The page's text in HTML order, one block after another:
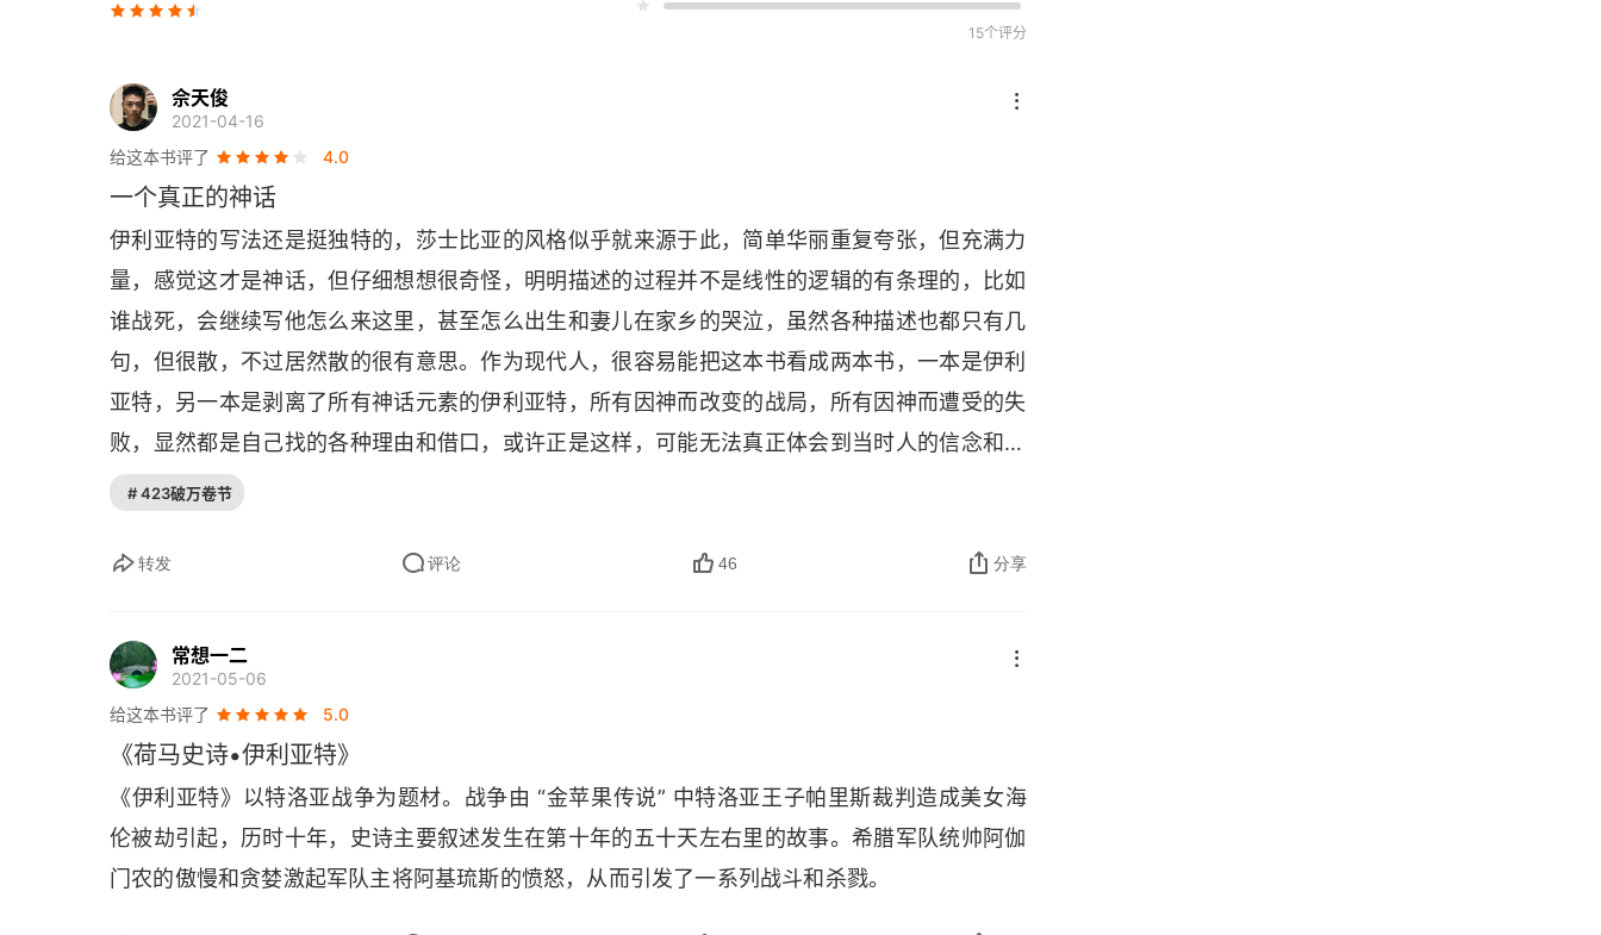
第十一卷
第十二卷
第十四卷
第十五卷
第十六卷
第十七卷
第十八卷
第十九卷
第二十一卷
第二十二卷
第二十三卷
第二十四卷
15个评分
佘天俊
2021-04-16
给这本书评了
4.0
一个真正的神话
伊利亚特的写法还是挺独特的，莎士比亚的风格似乎就来源于此，简单华丽重复夸张，但充满力
量，感觉这才是神话，但仔细想想很奇怪，明明描述的过程并不是线性的逻辑的有条理的，比如
谁战死，会继续写他怎么来这里，甚至怎么出生和妻儿在家乡的哭泣，虽然各种描述也都只有几
句，但很散，不过居然散的很有意思。作为现代人，很容易能把这本书看成两本书，一本是伊利
亚特，另一本是剥离了所有神话元素的伊利亚特，所有因神而改变的战局，所有因神而遭受的失
败，显然都是自己找的各种理由和借口，或许正是这样，可能无法真正体会到当时人的信念和由
此而来的力量。
# 423破万卷节
转发 评论 46 分享
常想一二
2021-05-06
给这本书评了
5.0
《荷马史诗•伊利亚特》
《伊利亚特》以特洛亚战争为题材。战争由 “金苹果传说” 中特洛亚王子帕里斯裁判造成美女海
伦被劫引起，历时十年，史诗主要叙述发生在第十年的五十天左右里的故事。希腊军队统帅阿伽
门农的傲慢和贪婪激起军队主将阿基琉斯的愤怒，从而引发了一系列战斗和杀戮。